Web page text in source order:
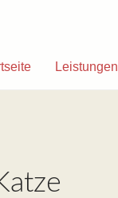
Leistungen